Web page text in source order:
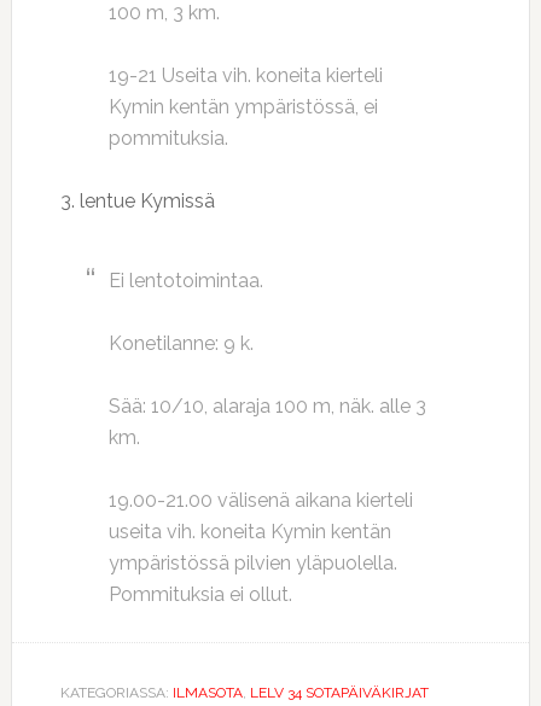
100 m, 3 km.
19-21 Useita vih. koneita kierteli
Kymin kentän ympäristössä, ei
pommituksia.
3. lentue Kymissä
Ei lentotoimintaa.
Konetilanne: 9 k.
Sää: 10/10, alaraja 100 m, näk. alle 3
km.
19.00-21.00 välisenä aikana kierteli
useita vih. koneita Kymin kentän
ympäristössä pilvien yläpuolella.
Pommituksia ei ollut.
KATEGORIASSA: ILMASOTA, LELV 34 SOTAPÄIVÄKIRJAT